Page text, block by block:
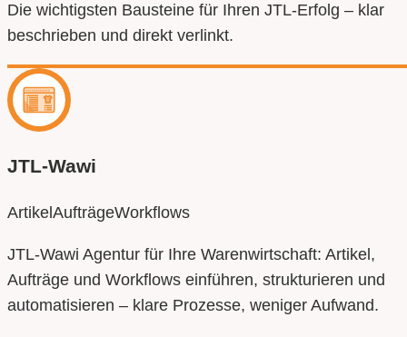
Die wichtigsten Bausteine für Ihren JTL‑Erfolg – klar
beschrieben und direkt verlinkt.
JTL‑Wawi
Artikel AufträgeWorkflows
JTL-Wawi Agentur für Ihre Warenwirtschaft: Artikel,
Aufträge und Workflows einführen, strukturieren und
automatisieren – klare Prozesse, weniger Aufwand.